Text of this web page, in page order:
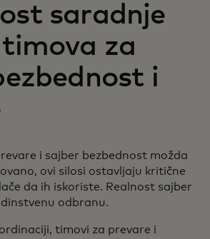
saradnje
za
i
i sajber bezbednost možda
ovi silosi ostavljaju kritične
da ih iskoriste. Realnost sajber
odbranu.
timovi za prevare i